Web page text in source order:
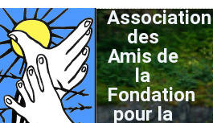
Association
des
Amis de
la
Fondation
pour la